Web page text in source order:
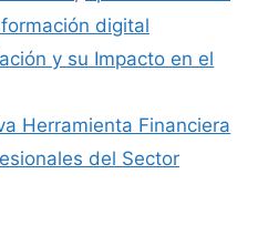
digital
y su Impacto en el
Herramienta Financiera
del Sector